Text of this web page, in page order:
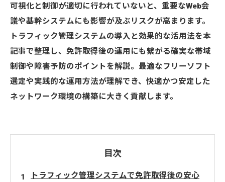
可視化と制御が適切に行われていないと、重要なWeb会
議や基幹システムにも影響が及ぶリスクが高まります。
トラフィック管理システムの導入と効果的な活用法を本
記事で整理し、免許取得後の運用にも繋がる確実な帯域
制御や障害予防のポイントを解説。最適なフリーソフト
選定や実践的な運用方法が理解でき、快適かつ安定した
ネットワーク環境の構築に大きく貢献します。
目次
トラフィック管理システムで免許取得後の安心